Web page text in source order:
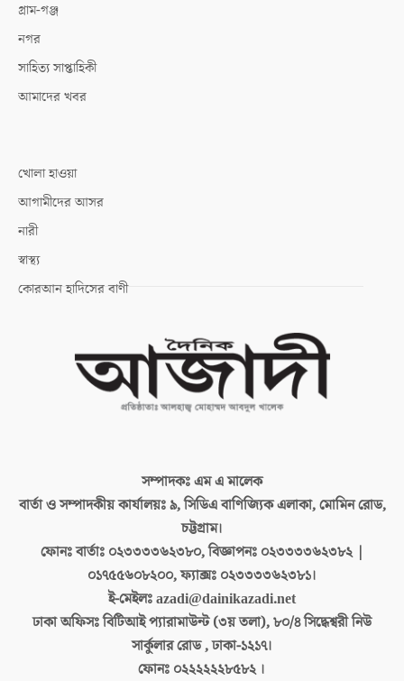
গ্রাম-গঞ্জ
নগর
সাহিত্য সাপ্তাহিকী
আমাদের খবর
খোলা হাওয়া
আগামীদের আসর
নারী
স্বাস্থ্য
কোরআন হাদিসের বাণী
সম্পাদকঃএম এ মালেক
বার্তা ও সম্পাদকীয় কার্যালয়ঃ৯, সিডিএ বাণিজ্যিক এলাকা, মোমিন রোড,
চট্টগ্রাম।
ফোনঃ বার্তাঃ ০২৩৩৩৩৬২৩৮০, বিজ্ঞাপনঃ ০২৩৩৩৩৬২৩৮২ |
০১৭৫৫৬০৮২০০, ফ্যাক্সঃ ০২৩৩৩৩৬২৩৮১।
ই-মেইলঃazadi@dainikazadi.net
ঢাকা অফিসঃবিটিআই প্যারামাউন্ট (৩য় তলা), ৮০/৪ সিদ্ধেশ্বরী নিউ
সার্কুলার রোড , ঢাকা-১২১৭।
ফোনঃ ০২২২২২২৮৫৮২ ।